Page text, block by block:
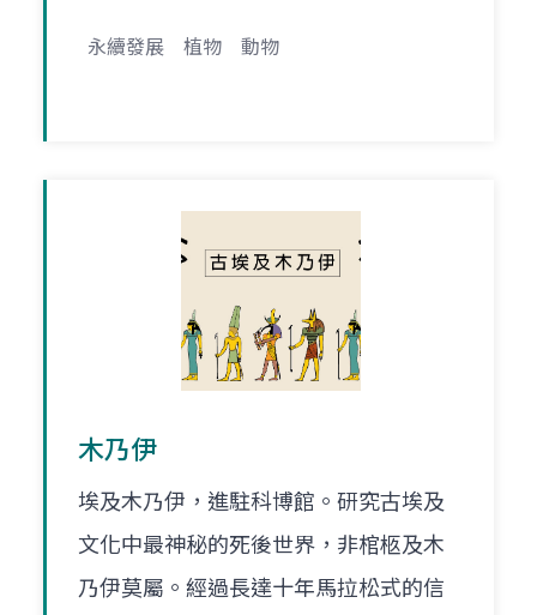
永續發展 植物 動物
木乃伊
埃及木乃伊，進駐科博館。研究古埃及
文化中最神秘的死後世界，非棺柩及木
乃伊莫屬。經過長達十年馬拉松式的信